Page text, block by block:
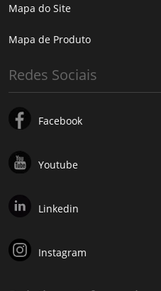
Mapa do Site
Mapa de Produto
Redes Sociais
Facebook
Youtube
Linkedin
Instagram